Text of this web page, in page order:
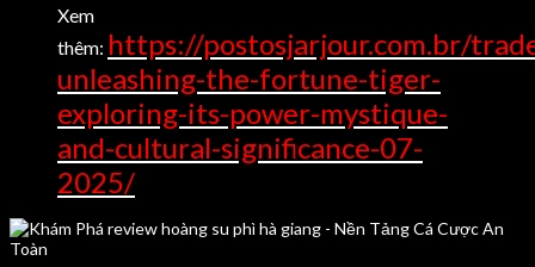
Xem
thêm: https://postosjarjour.com.br/
unleashing-the-fortune-tiger-
exploring-its-power-mystique-
and-cultural-significance-07-
2025/